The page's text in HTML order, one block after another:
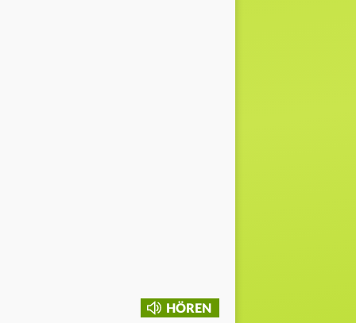
HÖREN